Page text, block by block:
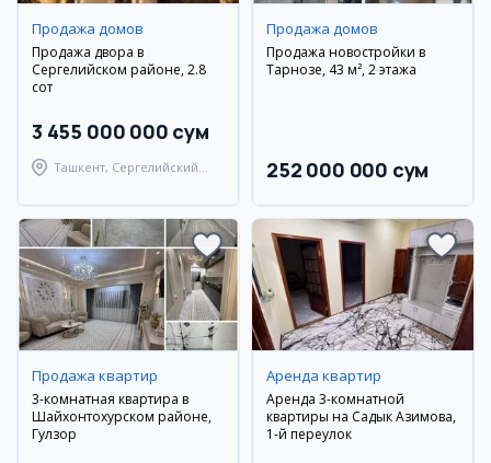
Продажа домов
Продажа двора в
Сергелийском районе, 2.8
сот
3 455 000 000 сум
Ташкент, Сергелийский
Продажа домов
Продажа новостройки в
Тарнозе, 43 м², 2 этажа
252 000 000 сум
Продажа квартир
3-комнатная квартира в
Шайхонтохурском районе,
Гулзор
Аренда квартир
Аренда 3-комнатной
квартиры на Садык Азимова,
1-й переулок